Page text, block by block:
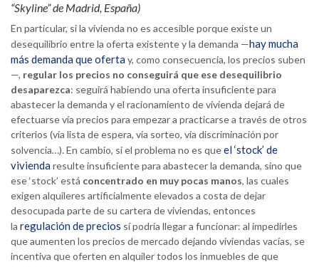
“Skyline” de Madrid, España)
En particular, si la vivienda no es accesible porque existe un
desequilibrio entre la oferta existente y la demanda —hay mucha
más demanda que oferta y, como consecuencia, los precios suben
—, regular los precios no conseguirá que ese desequilibrio
desaparezca: seguirá habiendo una oferta insuficiente para
abastecer la demanda y el racionamiento de vivienda dejará de
efectuarse vía precios para empezar a practicarse a través de otros
criterios (vía lista de espera, vía sorteo, vía discriminación por
solvencia…). En cambio, si el problema no es queel ‘stock’ de
vivienda resulte insuficiente para abastecer la demanda, sino que
ese ‘stock’ está concentrado en muy pocas manos, las cuales
exigen alquileres artificialmente elevados a costa de dejar
desocupada parte de su cartera de viviendas, entonces
la regulación de precios sí podría llegar a funcionar: al impedirles
que aumenten los precios de mercado dejando viviendas vacías, se
incentiva que oferten en alquiler todos los inmuebles de que